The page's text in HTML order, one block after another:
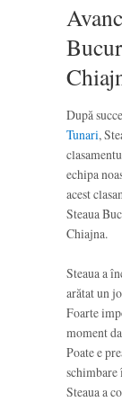
După
Tunari,
echipa
acest
Steaua
Chiajna.
Steaua a
arătat un
Foarte
moment
Poate e
schimbare
Steaua a